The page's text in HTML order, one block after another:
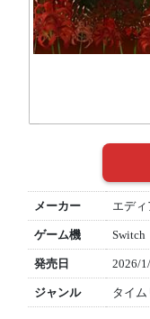
メーカー エディ
ゲーム機 Switch
発売日 2026/
ジャンル タイ